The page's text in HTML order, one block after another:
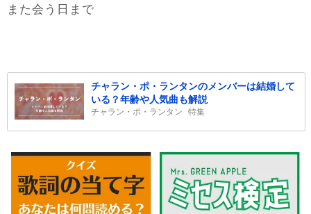
また会 う 日 まで
チャラン・ポ・ランタンのメンバーは結婚して
いる？年齢や人気曲も解説
チャラン・ポ・ランタン 特集